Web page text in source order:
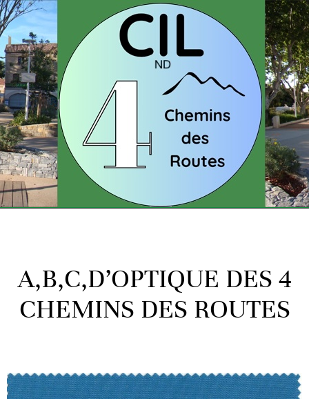
A,B,C,D’OPTIQUE DES 4
CHEMINS DES ROUTES